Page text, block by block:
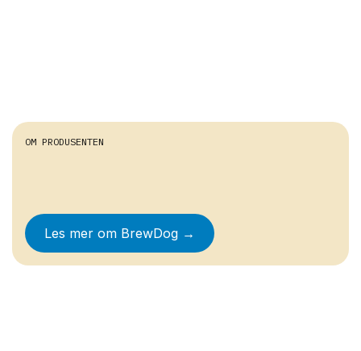
OM PRODUSENTEN
Les mer om BrewDog →